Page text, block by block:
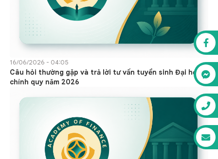
16/06/2026 - 04:05
Câu hỏi thường gặp và trả lời tư vấn tuyển sinh Đại học
chính quy năm 2026